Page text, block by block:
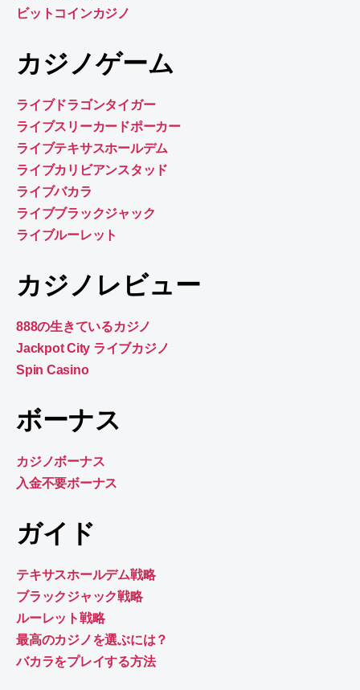
ビットコインカジノ
カジノゲーム
ライブドラゴンタイガー
ライブスリーカードポーカー
ライブテキサスホールデム
ライブカリビアンスタッド
ライブバカラ
ライブブラックジャック
ライブルーレット
カジノレビュー
888の生きているカジノ
Jackpot City ライブカジノ
Spin Casino
ボーナス
カジノボーナス
入金不要ボーナス
ガイド
テキサスホールデム戦略
ブラックジャック戦略
ルーレット戦略
最高のカジノを選ぶには？
バカラをプレイする方法